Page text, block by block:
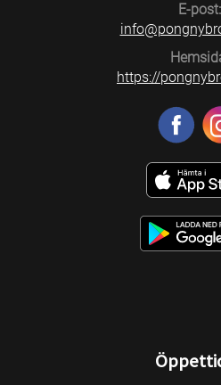
E-post:
https://